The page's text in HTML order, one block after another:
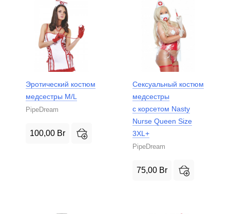
Эротический костюм
медсестры M/L
PipeDream
100,00 Br
Сексуальный костюм
медсестры
с корсетом Nasty
Nurse Queen Size
3XL+
PipeDream
75,00 Br